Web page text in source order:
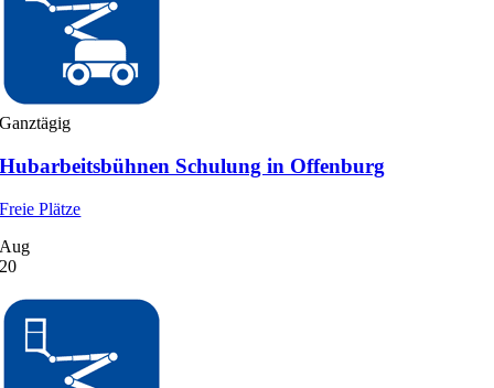
Ganztägig
Hubarbeitsbühnen Schulung in Offenburg
Freie Plätze
Aug
20